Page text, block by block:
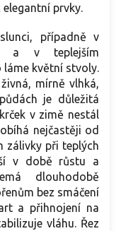
prvky.
případně v
a v teplejším
květní stvoly.
mírně vlhká,
je důležitá
v zimě nestál
nejčastěji od
zálivky při teplých
v době růstu a
dlouhodobě
bez smáčení
a přihnojení na
vláhu. Řez